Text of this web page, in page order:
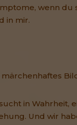
wenn du
in mir.
märchenhaftes
in Wahrheit,
Und wir